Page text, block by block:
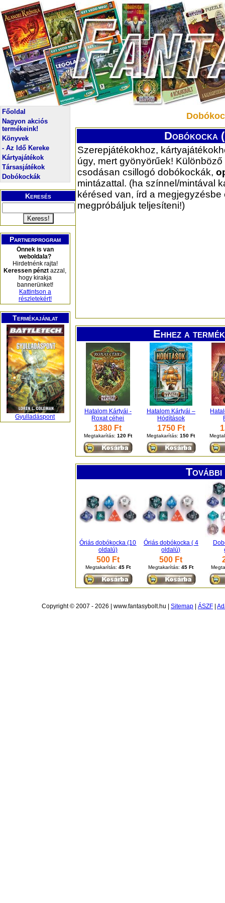
Főoldal
Nagyon akciós
termékeink!
Könyvek
- Az Idő Kereke
Kártyajátékok
Társasjátékok
Dobókockák
Keresés
Partnerprogram
Önnek is van
weboldala?
Hirdetnénk rajta!
Keressen pénzt azzal,
hogy kirakja
bannerünket!
Kattintson a
részletekért!
Termékajánlat
Gyulladáspont
Dobókocka
Szerepjátékokhoz,
úgy, mert gyönyörűek!
csodásan csillogó dobókockák,
mintázattal. (ha színnel/mintával
kérésed van, írd a megjegyzésbe
megpróbáljuk teljesíteni!)
Ehhez a
Hatalom Kártyái -
Roxat céhei
Hatalom Kártyái –
Hódítások
1380 Ft
Megtakarítás: 120 Ft
1750 Ft
Megtakarítás:150 Ft
Óriás dobókocka (10
oldalú)
Óriás dobókocka ( 4
oldalú)
500 Ft
Megtakarítás: 45 Ft
500 Ft
Megtakarítás:45 Ft
Copyright © 2007 - 2026 | www.fantasybolt.hu | Sitemap ÁSZF